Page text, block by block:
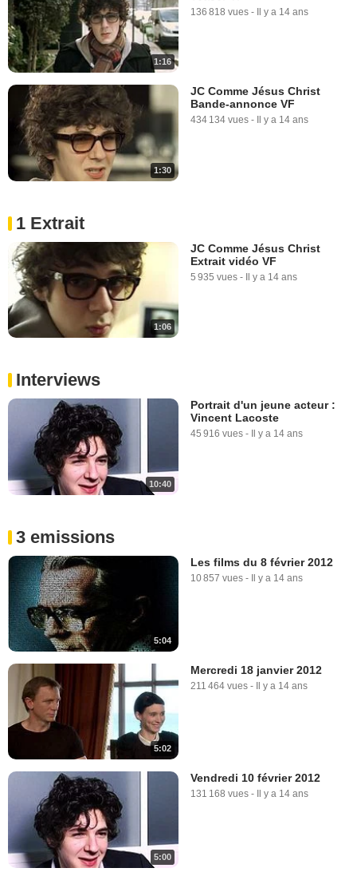
1:16
136 818 vues - Il y a 14 ans
1:30
JC Comme Jésus Christ
Bande-annonce VF
434 134 vues - Il y a 14 ans
1 Extrait
1:06
JC Comme Jésus Christ
Extrait vidéo VF
5 935 vues - Il y a 14 ans
Interviews
10:40
Portrait d'un jeune acteur :
Vincent Lacoste
45 916 vues - Il y a 14 ans
3 emissions
5:04
Les films du 8 février 2012
10 857 vues - Il y a 14 ans
5:02
Mercredi 18 janvier 2012
211 464 vues - Il y a 14 ans
5:00
Vendredi 10 février 2012
131 168 vues - Il y a 14 ans